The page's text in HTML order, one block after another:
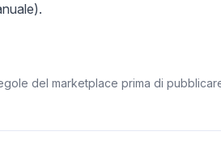
del marketplace prima di